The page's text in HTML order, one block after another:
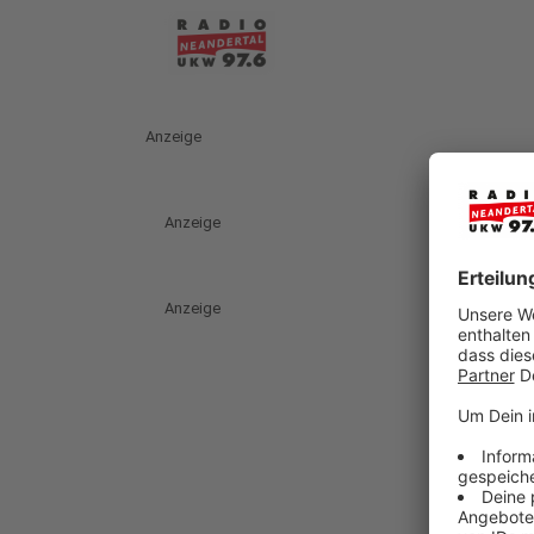
Anzeige
Anzeige
Anzeige